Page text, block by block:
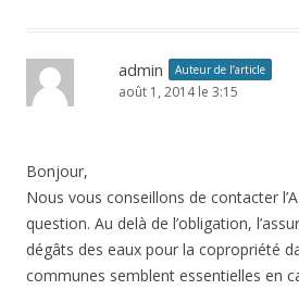
admin Auteur de l’article
août 1, 2014 le 3:15
Bonjour,
Nous vous conseillons de contacter
question. Au delà de l’obligation,
dégâts des eaux pour la copropriété
communes semblent essentielles en